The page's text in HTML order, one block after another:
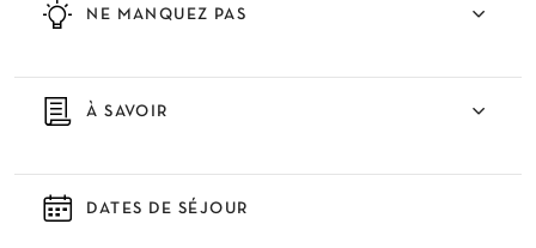
NE MANQUEZ PAS
À SAVOIR
DATES DE SÉJOUR